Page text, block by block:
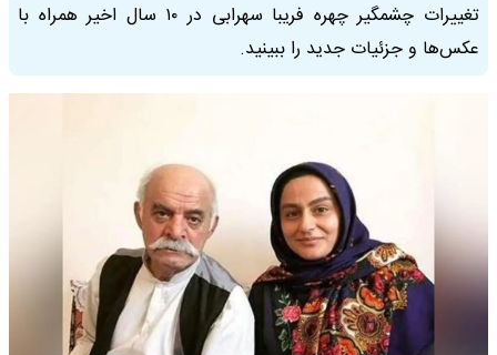
تغییرات چشمگیر چهره فریبا سهرابی در ۱۰ سال اخیر همراه با
عکس‌ها و جزئیات جدید را ببینید.